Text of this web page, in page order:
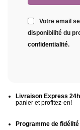
Votre email
disponibilité du
confidentialité.
Livraison Express
panier et profitez-en!
Programme de fidélité